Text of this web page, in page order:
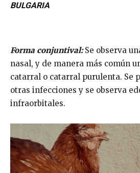
BULGARIA
Forma conjuntival:Se observa
nasal, y de manera más común
catarral o catarral purulenta. Se
otras infecciones y se observa
infraorbitales.